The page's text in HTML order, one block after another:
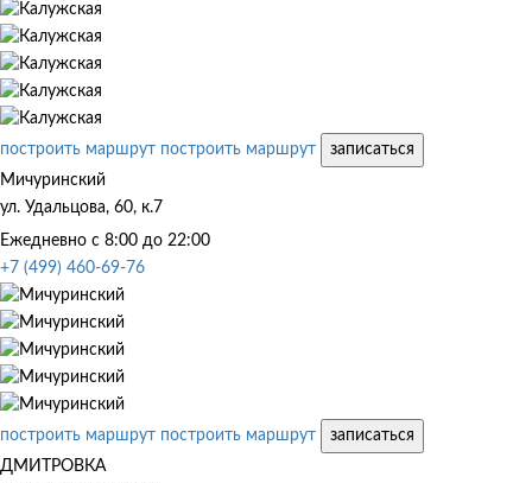
построить маршрут построить маршрут
записаться
Мичуринский
ул. Удальцова, 60, к.7
Ежедневно с 8:00 до 22:00
+7 (499) 460-69-76
построить маршрут построить маршрут
записаться
ДМИТРОВКА